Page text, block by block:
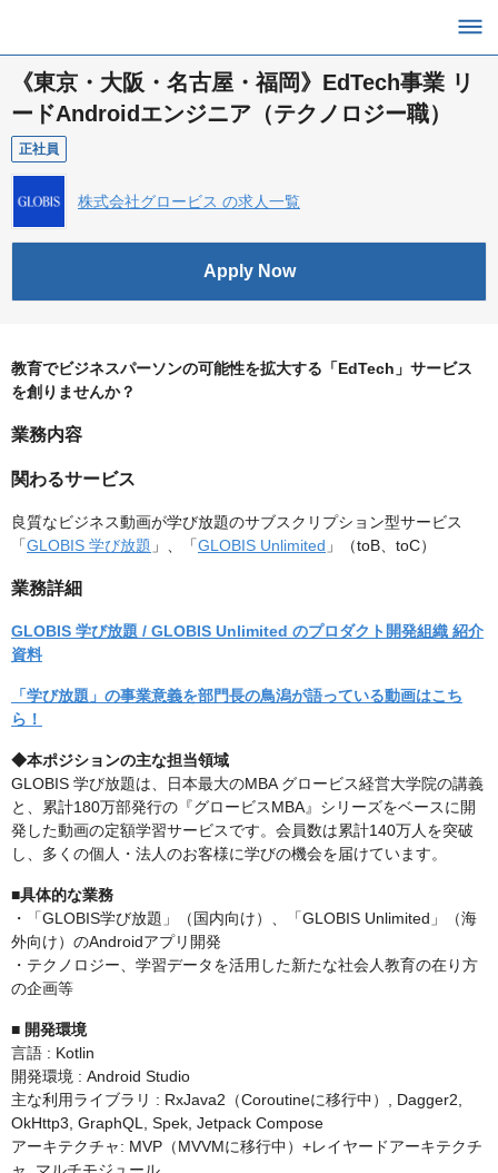
《東京・大阪・名古屋・福岡》EdTech事業 リ
ードAndroidエンジニア（テクノロジー職）
正社員
株式会社グロービス の求人一覧
Apply Now
教育でビジネスパーソンの可能性を拡大する「EdTech」サービス
を創りませんか？
業務内容
関わるサービス
良質なビジネス動画が学び放題のサブスクリプション型サービス
「GLOBIS 学び放題 」、「GLOBIS Unlimited 」（toB、toC）
業務詳細
GLOBIS 学び放題 / GLOBIS Unlimited のプロダクト開発組織 紹介
資料
「学び放題」の事業意義を部門長の鳥潟が語っている動画はこち
ら！
◆本ポジションの主な担当領域
GLOBIS 学び放題は、日本最大のMBA グロービス経営大学院の講義
と、累計180万部発行の『グロービスMBA』シリーズをベースに開
発した動画の定額学習サービスです。会員数は累計140万人を突破
し、多くの個人・法人のお客様に学びの機会を届けています。
■具体的な業務
・「GLOBIS学び放題」（国内向け）、「GLOBIS Unlimited」（海
外向け）のAndroidアプリ開発
・テクノロジー、学習データを活用した新たな社会人教育の在り方
の企画等
■ 開発環境
言語 : Kotlin
開発環境 : Android Studio
主な利用ライブラリ : RxJava2（Coroutineに移行中）, Dagger2,
OkHttp3, GraphQL, Spek, Jetpack Compose
アーキテクチャ: MVP（MVVMに移行中）+レイヤードアーキテクチ